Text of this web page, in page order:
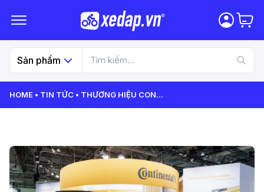
Sản phẩm
HOME TIN TỨC THƯƠNG HIỆU CON...